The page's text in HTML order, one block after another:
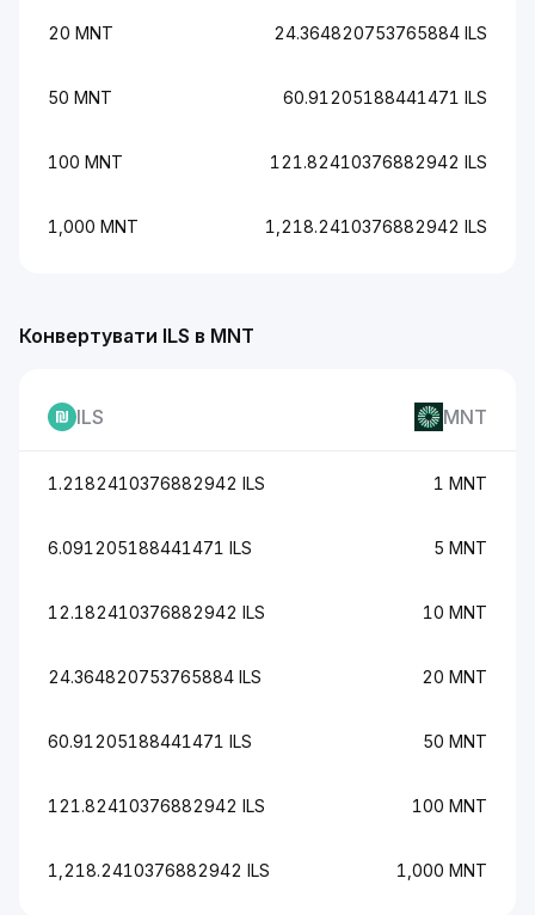
20 MNT 24.364820753765884 ILS
50 MNT 60.91205188441471 ILS
100 MNT 121.82410376882942 ILS
1,000 MNT 1,218.2410376882942 ILS
Конвертувати ILS в MNT
ILS MNT
1.2182410376882942 ILS 1 MNT
6.091205188441471 ILS 5 MNT
12.182410376882942 ILS 10 MNT
24.364820753765884 ILS 20 MNT
60.91205188441471 ILS 50 MNT
121.82410376882942 ILS 100 MNT
1,218.2410376882942 ILS 1,000 MNT